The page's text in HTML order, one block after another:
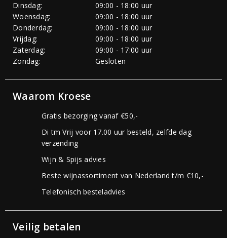
Dinsdag:
09:00 - 18:00 uur
Woensdag:
09:00 - 18:00 uur
Donderdag:
09:00 - 18:00 uur
Vrijdag:
09:00 - 18:00 uur
Zaterdag:
09:00 - 17:00 uur
Zondag:
Gesloten
Waarom Kroese
Gratis bezorging vanaf €50,-
Di tm Vrij voor 17.00 uur besteld, zelfde dag
verzending
Wijn & Spijs advies
Beste wijnassortiment van Nederland t/m €10,-
Telefonisch besteladvies
Veilig betalen